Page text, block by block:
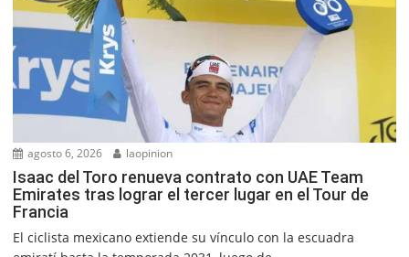
agosto 6, 2026 laopinion
Isaac del Toro renueva contrato con UAE Team
Emirates tras lograr el tercer lugar en el Tour de
Francia
El ciclista mexicano extiende su vínculo con la escuadra